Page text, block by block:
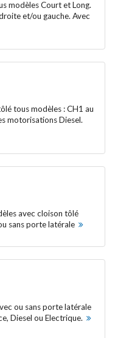
modèles Court et Long.
et/ou gauche. Avec
tous modèles : CH1 au
motorisations Diesel.
avec cloison tôlé
sans porte latérale
ou sans porte latérale
Diesel ou Electrique.